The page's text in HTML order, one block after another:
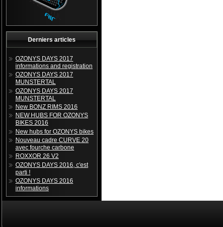
Derniers articles
OZONYS DAYS 2017
informations and registration
OZONYS DAYS 2017
MUNSTERTAL
OZONYS DAYS 2017
MUNSTERTAL
New BONZ RIMS 2016
NEW HUBS FOR OZONYS
BIKES 2016
New hubs for OZONYS bikes
Nouveau cadre CURVE 20
avec fourche carbone
ROXXOR 26 V2
OZONYS DAYS 2016, c'est
parti !
OZONYS DAYS 2016
informations